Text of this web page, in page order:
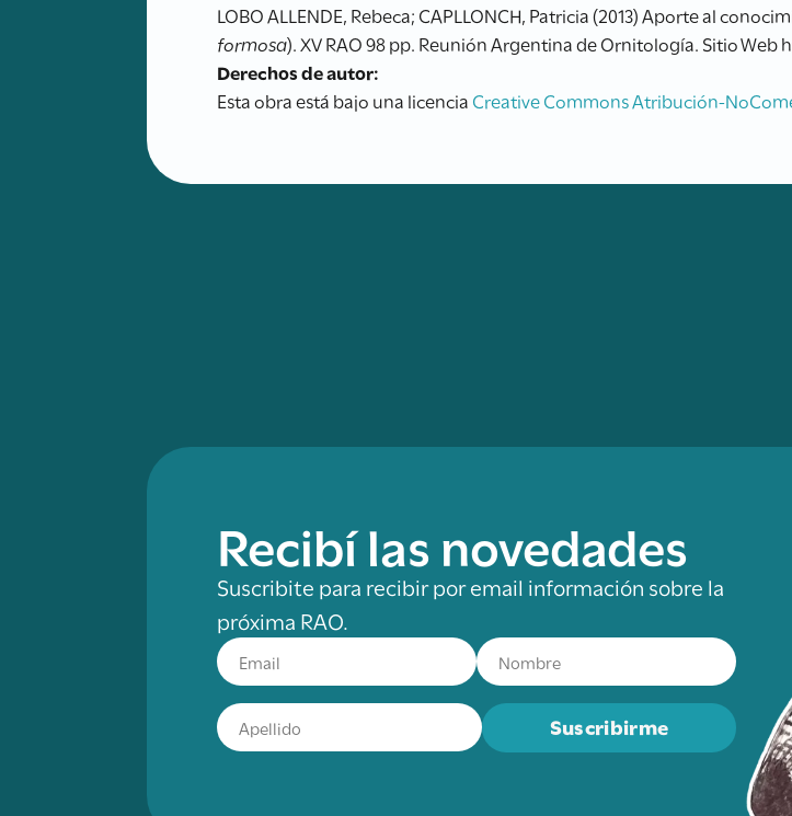
LOBO ALLENDE, Rebeca; CAPLLONCH, Patricia (2013) Aporte al
formosa). XV RAO 98 pp. Reunión Argentina de Ornitología. Sitio
Derechos de autor:
Esta obra está bajo una licencia Creative Commons Atribución-
Recibí las novedades
Suscribite para recibir por email información sobre la
próxima RAO.
Suscribirme